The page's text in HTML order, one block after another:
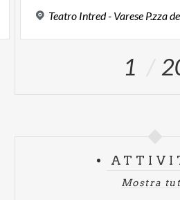
Teatro Intred- Varese P.zza
1
Mostra